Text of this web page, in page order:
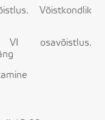
Võistkondlik
osavõistlus.